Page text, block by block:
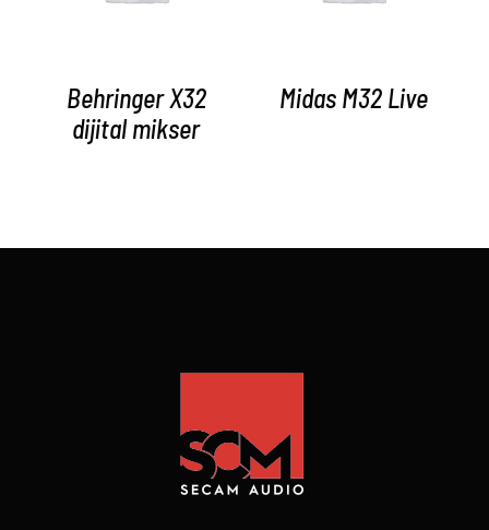
Behringer X32
dijital mikser
Midas M32 Live